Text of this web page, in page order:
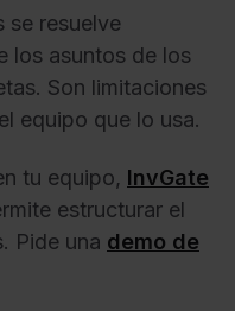
se resuelve
los asuntos de los
Son limitaciones
equipo que lo usa.
tu equipo, InvGate
estructurar el
Pide una demo de